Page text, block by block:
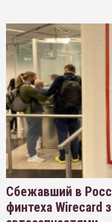
Сбежавший в
финтеха Wirecard